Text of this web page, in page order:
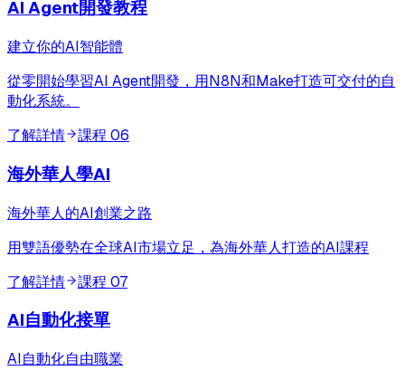
AI Agent開發教程
建立你的AI智能體
從零開始學習AI Agent開發，用N8N和Make打造可交付的自
動化系統。
了解詳情
課程06
海外華人學AI
海外華人的AI創業之路
用雙語優勢在全球AI市場立足，為海外華人打造的AI課程
了解詳情
課程 07
AI自動化接單
AI自動化自由職業